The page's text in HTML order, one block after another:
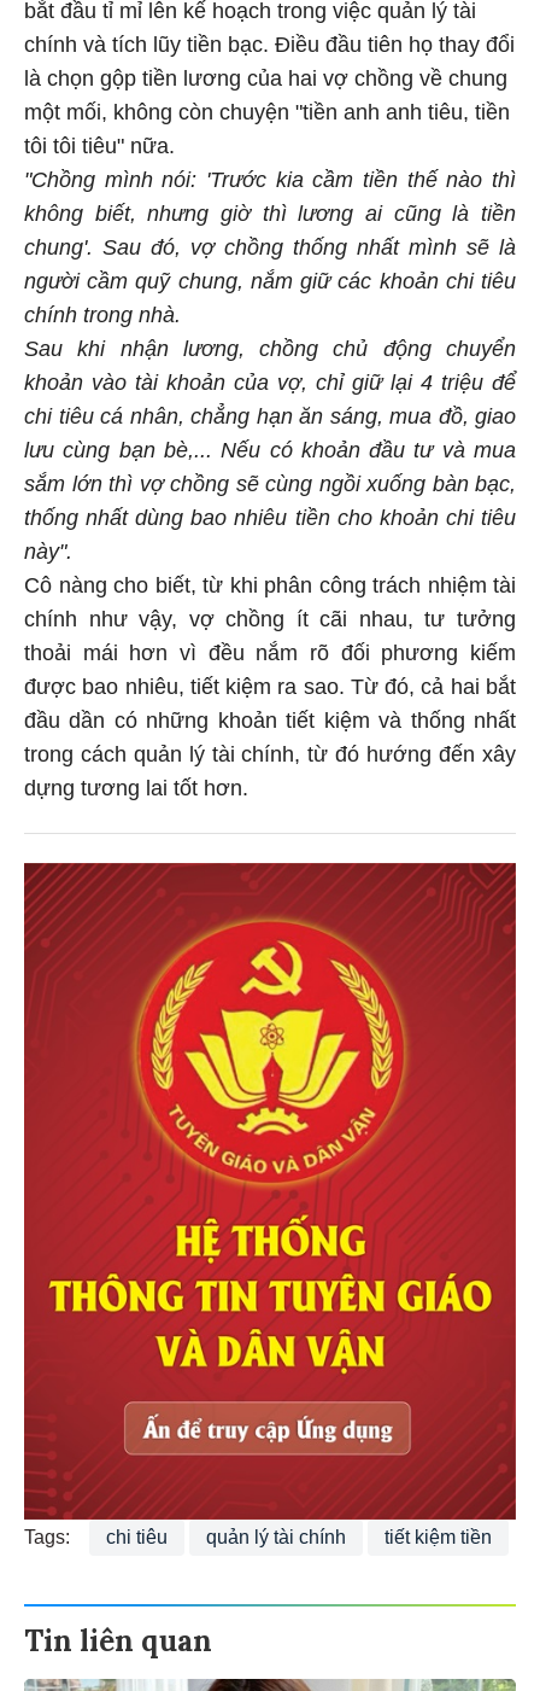
bắt đầu tỉ mỉ lên kế hoạch trong việc quản lý tài
chính và tích lũy tiền bạc. Điều đầu tiên họ thay đổi
là chọn gộp tiền lương của hai vợ chồng về chung
một mối, không còn chuyện "tiền anh anh tiêu, tiền
tôi tôi tiêu" nữa.
"Chồng mình nói: 'Trước kia cầm tiền thế nào thì
không biết, nhưng giờ thì lương ai cũng là tiền
chung'. Sau đó, vợ chồng thống nhất mình sẽ là
người cầm quỹ chung, nắm giữ các khoản chi tiêu
chính trong nhà.
Sau khi nhận lương, chồng chủ động chuyển
khoản vào tài khoản của vợ, chỉ giữ lại 4 triệu để
chi tiêu cá nhân, chẳng hạn ăn sáng, mua đồ, giao
lưu cùng bạn bè,... Nếu có khoản đầu tư và mua
sắm lớn thì vợ chồng sẽ cùng ngồi xuống bàn bạc,
thống nhất dùng bao nhiêu tiền cho khoản chi tiêu
này".
Cô nàng cho biết, từ khi phân công trách nhiệm tài
chính như vậy, vợ chồng ít cãi nhau, tư tưởng
thoải mái hơn vì đều nắm rõ đối phương kiếm
được bao nhiêu, tiết kiệm ra sao. Từ đó, cả hai bắt
đầu dần có những khoản tiết kiệm và thống nhất
trong cách quản lý tài chính, từ đó hướng đến xây
dựng tương lai tốt hơn.
Tags: chi tiêu quản lý tài chính tiết kiệm tiền
Tin liên quan